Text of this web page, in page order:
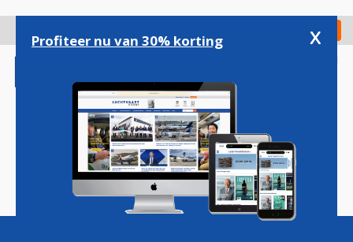
gaan
Check in
Magazine Podcasts Vacatures
Profiteer nu van 30% korting x